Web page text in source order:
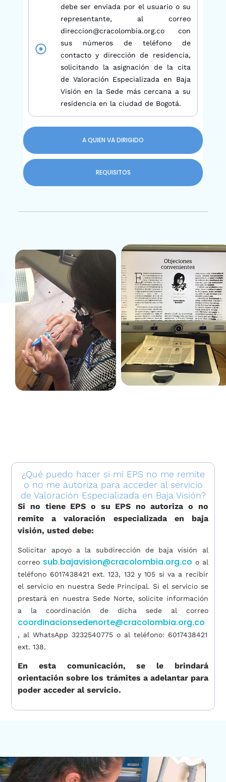
A QUIEN VA DIRIGIDO
REQUISITOS
debe ser enviada por el usuario o su
representante, al correo
direccion@cracolombia.org.co con
sus números de teléfono de
contacto y dirección de residencia,
solicitando la asignación de la cita
de Valoración Especializada en Baja
Visión en la Sede más cercana a su
residencia en la ciudad de Bogotá.
¿Qué puedo hacer si mi EPS no me remite
o no me autoriza para acceder al servicio
de Valoración Especializada en Baja Visión?
Si no tiene EPS o su EPS no autoriza o no
remite a valoración especializada en baja
visión, usted debe:
Solicitar apoyo a la subdirección de baja visión al
correo sub.bajavision@cracolombia.org.co o al
teléfono 6017438421 ext. 123, 132 y 105 si va a recibir
el servicio en nuestra Sede Principal. Si el servicio se
prestará en nuestra Sede Norte, solicite información
a la coordinación de dicha sede al correo
coordinacionsedenorte@cracolombia.org.co
, al WhatsApp3232540775 o al teléfono: 6017438421
ext. 138.
En esta comunicación, se le brindará
orientación sobre los trámites a adelantar para
poder acceder al servicio.